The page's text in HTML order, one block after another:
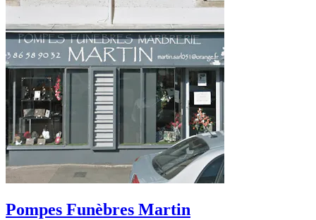
Pompes Funèbres Martin